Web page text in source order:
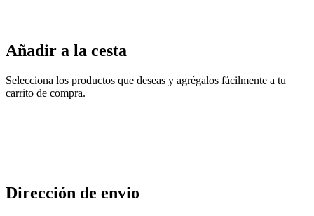
Añadir a la cesta
Selecciona los productos que deseas y agrégalos fácilmente a tu
carrito de compra.
Dirección de envio